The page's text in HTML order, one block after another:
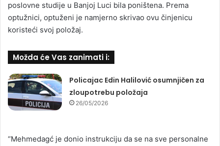
poslovne studije u Banjoj Luci bila poništena. Prema
optužnici, optuženi je namjerno skrivao ovu činjenicu
koristeći svoj položaj.
Možda će Vas zanimati i:
Policajac Edin Halilović osumnjičen za
zloupotrebu položaja
26/05/2026
“Mehmedagć je donio instrukciju da se na sve personalne